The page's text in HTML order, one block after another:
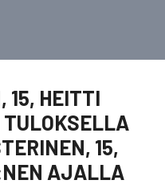
15, HEITTI
15,
AJALLA